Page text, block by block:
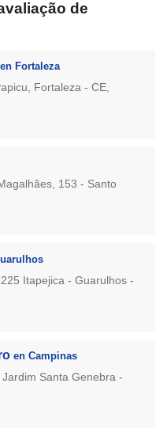
de
en Fortaleza
Fortaleza - CE,
153 - Santo
Itapejica - Guarulhos -
en Campinas
Santa Genebra -